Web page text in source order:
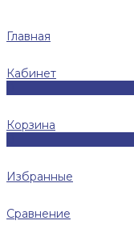
Главная
Кабинет
Корзина
Избранные
Сравнение